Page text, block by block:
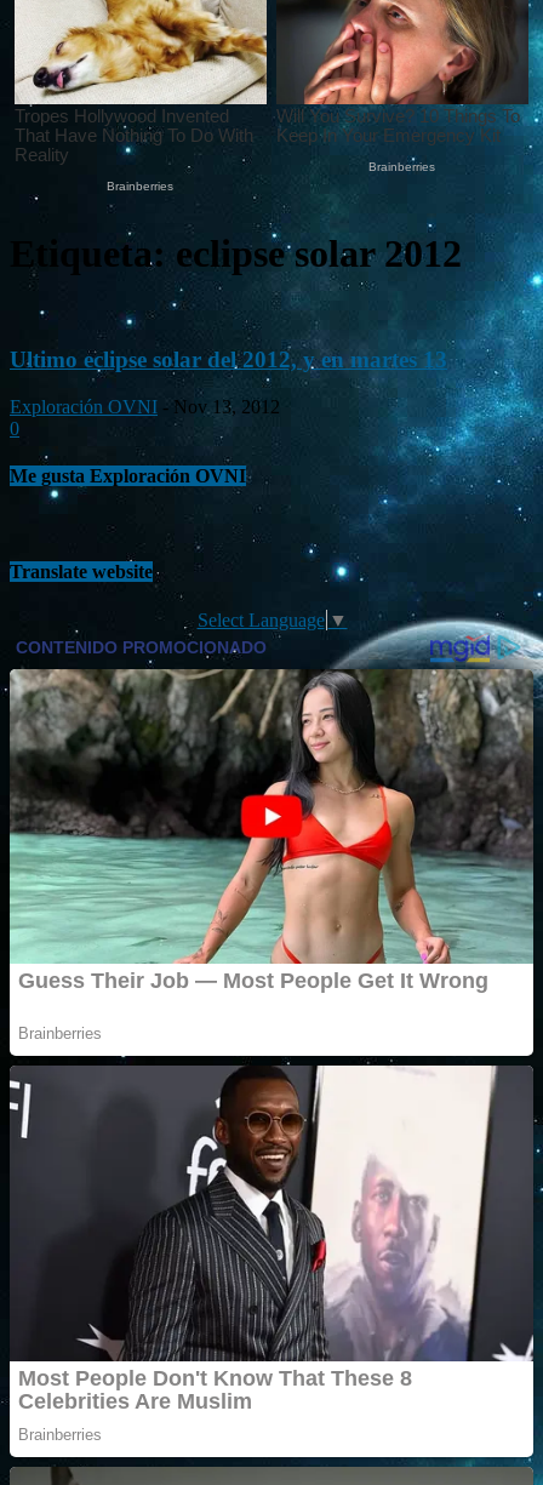
Etiqueta: eclipse solar 2012
Ultimo eclipse solar del 2012, y en martes 13
Exploración OVNI - Nov 13, 2012
0
Me gusta Exploración OVNI
Translate website
Select Language ▼